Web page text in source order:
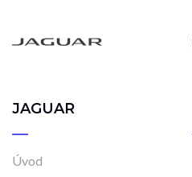
JAGUAR
Úvod